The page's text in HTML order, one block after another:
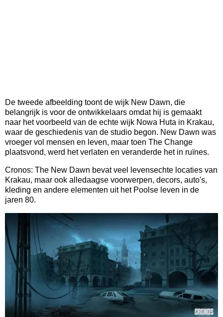
De tweede afbeelding toont de wijk New Dawn, die
belangrijk is voor de ontwikkelaars omdat hij is gemaakt
naar het voorbeeld van de echte wijk Nowa Huta in Krakau,
waar de geschiedenis van de studio begon. New Dawn was
vroeger vol mensen en leven, maar toen The Change
plaatsvond, werd het verlaten en veranderde het in ruïnes.
Cronos: The New Dawn bevat veel levensechte locaties van
Krakau, maar ook alledaagse voorwerpen, decors, auto's,
kleding en andere elementen uit het Poolse leven in de
jaren 80.